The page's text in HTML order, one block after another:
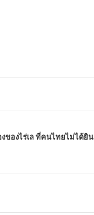
ของไร่เล ที่คนไทยไม่ได้ยิน